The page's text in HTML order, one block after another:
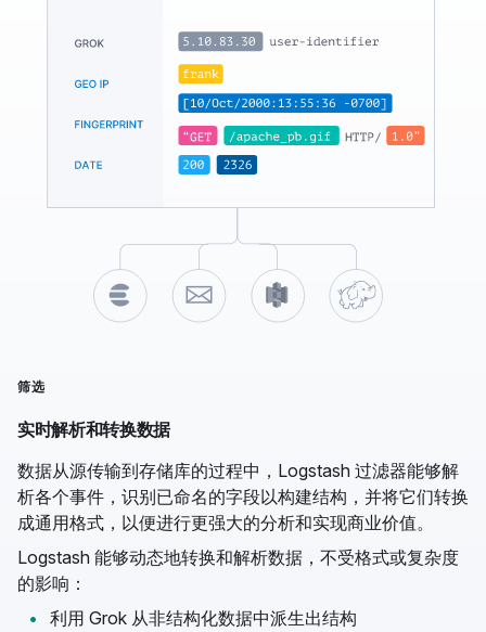
筛选
实时解析和转换数据
数据从源传输到存储库的过程中，Logstash 过滤器能够解
析各个事件，识别已命名的字段以构建结构，并将它们转换
成通用格式，以便进行更强大的分析和实现商业价值。
Logstash 能够动态地转换和解析数据，不受格式或复杂度
的影响：
利用 Grok 从非结构化数据中派生出结构